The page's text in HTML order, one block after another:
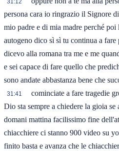
31:12
persona cara io ringrazio il Signore
mio padre e di mia madre perché poi
autogeno dico sì sì tu continua a
dicevo alla romana tra me e me
e sei capace di fare quello che
sono andate abbastanza bene che
31:41
cominciate a fare tragedie
Dio sta sempre a chiedere la gioia se
domani mattina facilissimo fine
chiacchiere ci stanno 900 video su
finito basta e avanza che le